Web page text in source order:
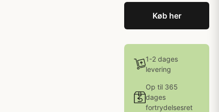
Køb her
1-2 dages
levering
Op til 365
dages
fortrydelsesret